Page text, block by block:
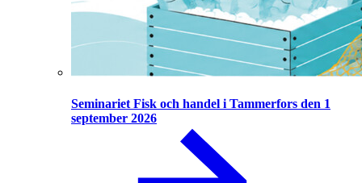
Seminariet Fisk och handel i Tammerfors den 1
september 2026